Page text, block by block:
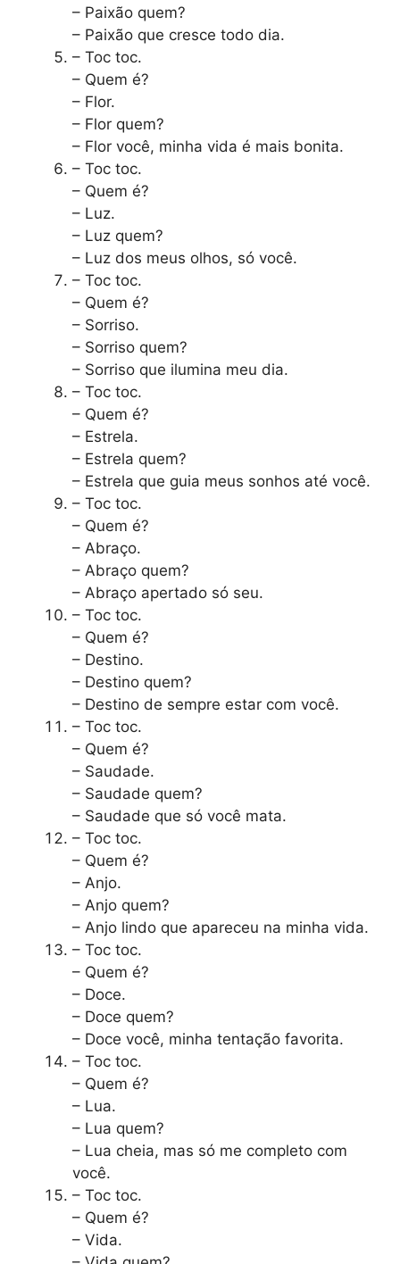
– Paixão quem?
– Paixão que cresce todo dia.
– Toc toc.
– Quem é?
– Flor.
– Flor quem?
– Flor você, minha vida é mais bonita.
– Toc toc.
– Quem é?
– Luz.
– Luz quem?
– Luz dos meus olhos, só você.
– Toc toc.
– Quem é?
– Sorriso.
– Sorriso quem?
– Sorriso que ilumina meu dia.
– Toc toc.
– Quem é?
– Estrela.
– Estrela quem?
– Estrela que guia meus sonhos até você.
– Toc toc.
– Quem é?
– Abraço.
– Abraço quem?
– Abraço apertado só seu.
– Toc toc.
– Quem é?
– Destino.
– Destino quem?
– Destino de sempre estar com você.
– Toc toc.
– Quem é?
– Saudade.
– Saudade quem?
– Saudade que só você mata.
– Toc toc.
– Quem é?
– Anjo.
– Anjo quem?
– Anjo lindo que apareceu na minha vida.
– Toc toc.
– Quem é?
– Doce.
– Doce quem?
– Doce você, minha tentação favorita.
– Toc toc.
– Quem é?
– Lua.
– Lua quem?
– Lua cheia, mas só me completo com
você.
– Toc toc.
– Quem é?
– Vida.